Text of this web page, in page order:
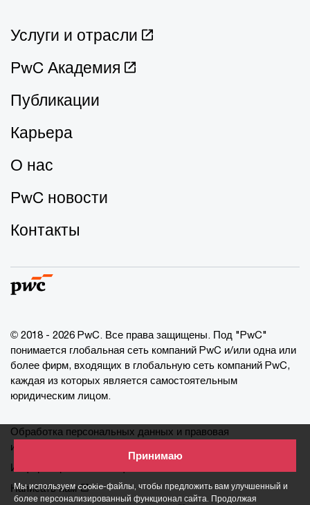
Мы используем cookie-файлы, чтобы предложить вам улучшенный и
более персонализированный функционал сайта. Продолжая
Принимаю
Услуги и отрасли
PwC Академия
Публикации
Карьера
О нас
PwC новости
Контакты
© 2018 - 2026 PwC. Все права защищены. Под "PwC"
понимается глобальная сеть компаний PwC и/или одна или
более фирм, входящих в глобальную сеть компаний PwC,
каждая из которых является самостоятельным
юридическим лицом.
Обработка персональных данных и правовая
информация
Информация о cookie-файлах
Написать нам